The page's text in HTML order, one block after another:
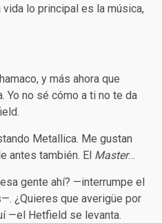
lo principal es la música,
y más ahora que
Yo no sé cómo a ti no te da
Metallica. Me gustan
antes también. El Master…
gente ahí? —interrumpe el
¿Quieres que averigüe por
—el Hetfield se levanta.